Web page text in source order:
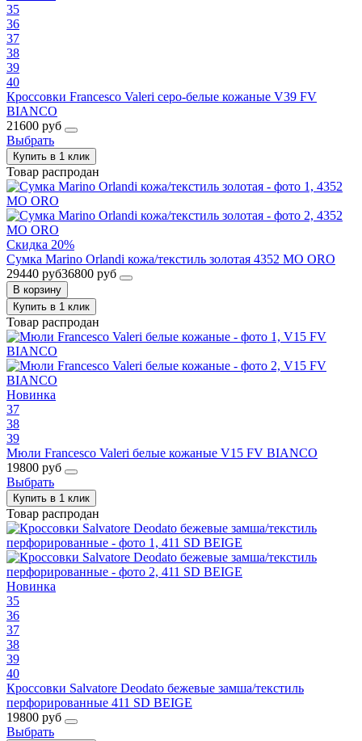
35
36
37
38
39
40
Кроссовки Francesco Valeri серо-белые кожаные V39 FV
BIANCO
21600 руб
Выбрать
Купить в 1 клик
Товар распродан
Скидка 20%
Сумка Marino Orlandi кожа/текстиль золотая 4352 MO ORO
29440 руб36800 руб
В корзину
Купить в 1 клик
Товар распродан
Новинка
37
38
39
Мюли Francesco Valeri белые кожаные V15 FV BIANCO
19800 руб
Выбрать
Купить в 1 клик
Товар распродан
Новинка
35
36
37
38
39
40
Кроссовки Salvatore Deodato бежевые замша/текстиль
перфорированные 411 SD BEIGE
19800 руб
Выбрать